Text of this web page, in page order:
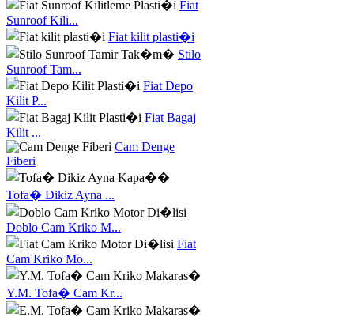
Fiat
Sunroof Kili...
Fiat kilit plasti�i
Stilo
Sunroof Tam...
Fiat Depo
Kilit P...
Fiat Bagaj
Kilit ...
Cam Denge
Fiberi
Tofa� Dikiz Ayna ...
Doblo Cam Kriko M...
Fiat
Cam Kriko Mo...
Y.M. Tofa� Cam Kr...